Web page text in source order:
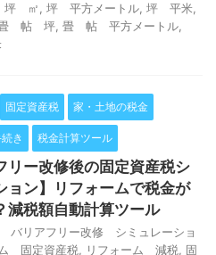
坪 ㎡ 坪 平方メートル 坪 平米
帖 坪 畳 帖 平方メートル
固定資産税 家・土地の税金
き 税金計算ツール
リー改修後の固定資産税シ
ョン】リフォームで税金が
減税額自動計算ツール
バリアフリー改修 シミュレーショ
固定資産税 リフォーム 減税
固